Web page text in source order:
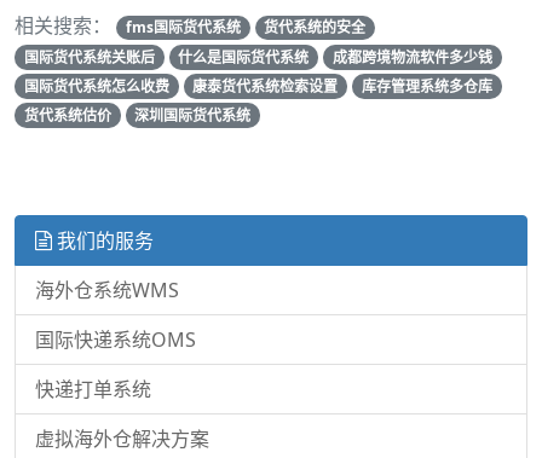
相关搜索： fms国际货代系统
货代系统的安全
国际货代系统关账后
什么是国际货代系统
成都跨境物流软件多少钱
国际货代系统怎么收费
康泰货代系统检索设置
库存管理系统多仓库
货代系统估价
深圳国际货代系统
我们的服务
海外仓系统WMS
国际快递系统OMS
快递打单系统
虚拟海外仓解决方案